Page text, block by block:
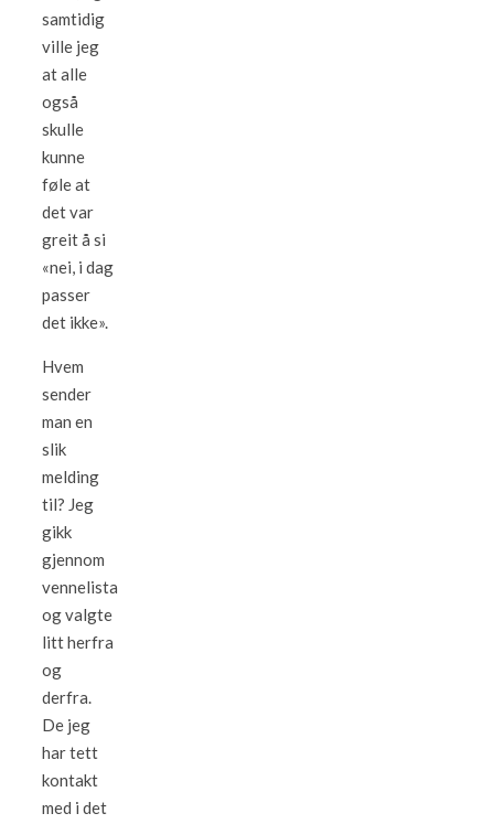
samtidig
ville jeg
at alle
også
skulle
kunne
føle at
det var
greit å si
«nei, i dag
passer
det ikke».
Hvem
sender
man en
slik
melding
til? Jeg
gikk
gjennom
vennelista
og valgte
litt herfra
og
derfra.
De jeg
har tett
kontakt
med i det